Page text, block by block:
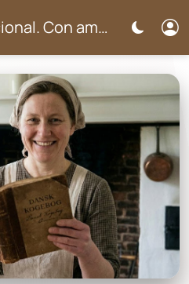
Cocina danesa tradicional. Con amor para Mary Mary.